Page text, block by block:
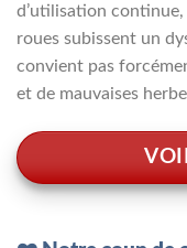
d’utilisation
roues subissent un
convient pas
et de mauvaises